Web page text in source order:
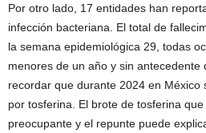
Por otro lado, 17 entidades han
infección bacteriana. El total de
la semana epidemiológica 29, todas
menores de un año y sin antecedente
recordar que durante 2024 en México
por tosferina. El brote de tosferina
preocupante y el repunte puede